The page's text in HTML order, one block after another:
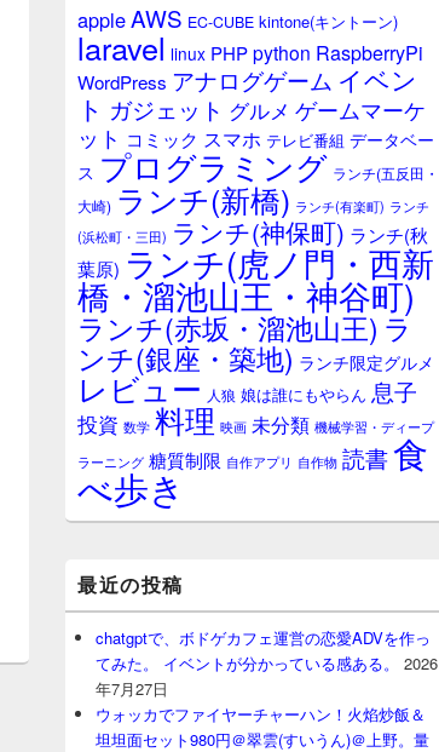
ジ
ッ
ト
appleAWS EC-CUBE kintone(キントーン)
laravel linux PHPpython RaspberryPi
WordPress アナログゲーム イベン
ト ガジェット グルメ ゲームマーケ
ット コミック スマホ テレビ番組 データベー
ス プログラミング ランチ(五反田・
大崎) ランチ(新橋) ランチ(有楽町) ランチ
(浜松町・三田) ランチ(神保町) ランチ(秋
葉原) ランチ(虎ノ門・西新
橋・溜池山王・神谷町)
ランチ(赤坂・溜池山王) ラ
ンチ(銀座・築地) ランチ限定グルメ
レビュー 人狼 娘は誰にもやらん 息子
投資 数学 料理 映画 未分類 機械学習・ディープ
ラーニング 糖質制限 自作アプリ 自作物 読書食
べ歩き
最近の投稿
chatgptで、ボドゲカフェ運営の恋愛ADVを作っ
てみた。 イベントが分かっている感ある。
2026
年7月27日
ウォッカでファイヤーチャーハン！火焰炒飯＆
坦坦面セット980円＠翠雲(すいうん)＠上野。量